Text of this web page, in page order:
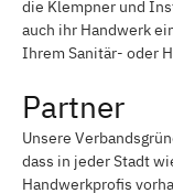
die Klempner und
auch ihr Handwerk
Ihrem Sanitär- oder
Partner
Unsere
dass in jeder Stadt
Handwerkprofis